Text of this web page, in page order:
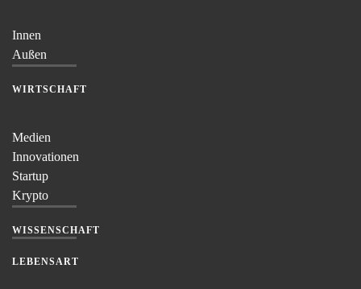
Innen
Außen
WIRTSCHAFT
Medien
Innovationen
Startup
Krypto
WISSENSCHAFT
LEBENSART